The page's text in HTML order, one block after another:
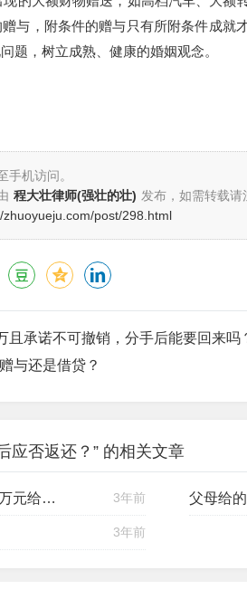
济南市槐荫区法院民三庭副庭长